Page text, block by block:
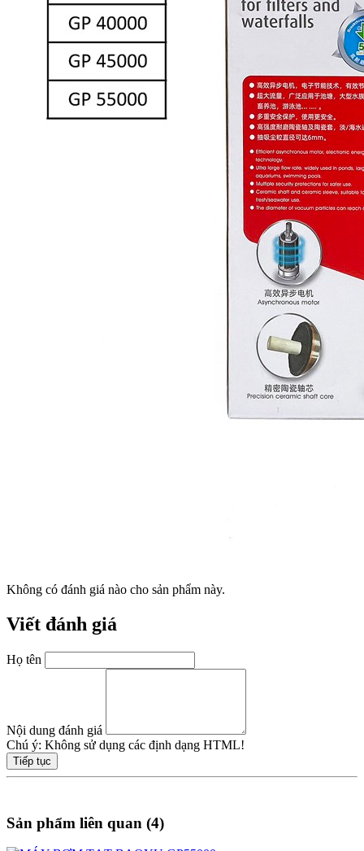
Không có đánh giá nào cho sản phẩm này.
Viết đánh giá
Họ tên
Nội dung đánh giá
Chú ý: Không sử dụng các định dạng HTML!
Tiếp tục
Sản phẩm liên quan (4)